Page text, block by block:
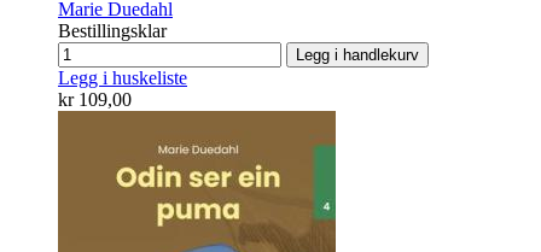
Marie Duedahl
Bestillingsklar
Legg i handlekurv
Legg i huskeliste
kr 109,00